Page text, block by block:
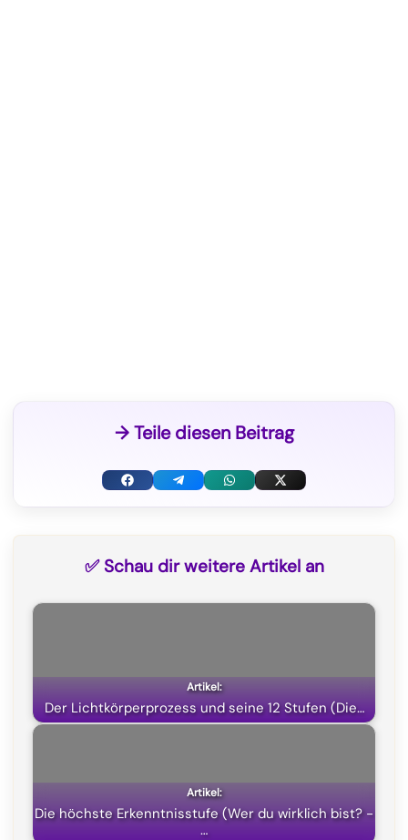
→ Teile diesen Beitrag
F
o
k
T
a
m
W
p
p
X
T
t
e
✅ Schau dir weitere Artikel an
Der Lichtkörperprozess und seine 12 Stufen (Die…
Die höchste Erkenntnisstufe (Wer du wirklich bist? -
…